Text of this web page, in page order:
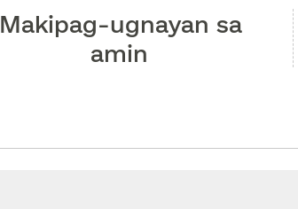
Makipag-ugnayan sa
amin​​